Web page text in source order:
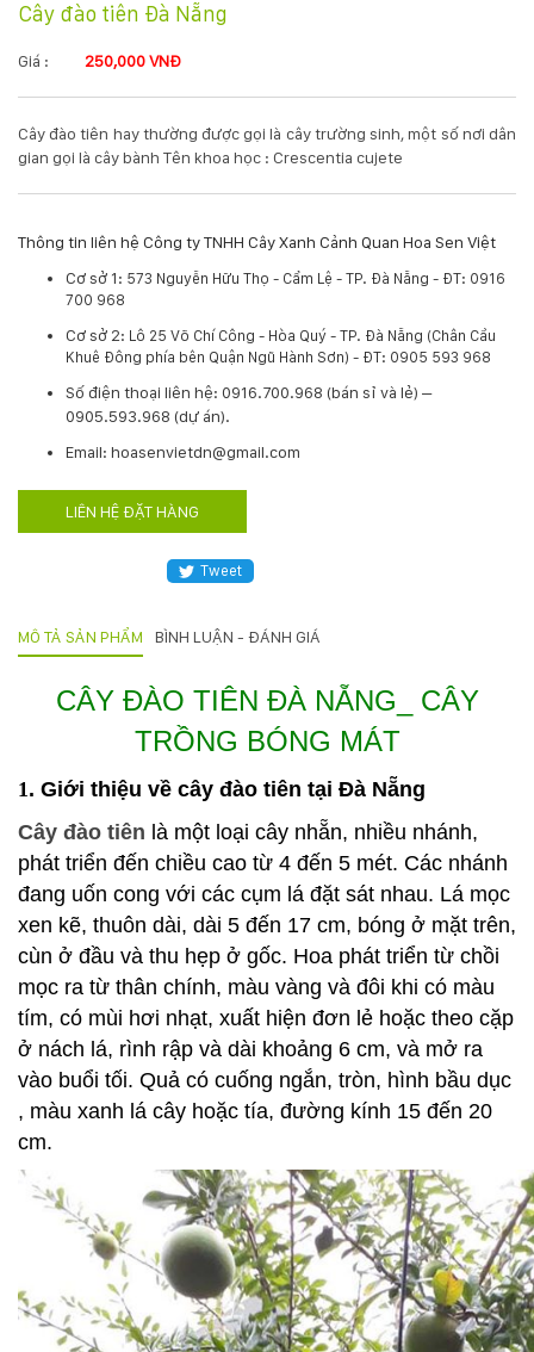
LIÊN
HỆ
Hotline
0931.914.968
Cẩm
132
-
168
Võ
-
Hòa
Quý
TP.
Đà
Nẵng
Cây đào tiên Đà Nẵng
Giá : 250,000 VNĐ
Cây đào tiên hay thường được gọi là cây trường sinh, một số nơi dân
gian gọi là cây bành Tên khoa học : Crescentia cujete
Thông tin liên hệ Công ty TNHH Cây Xanh Cảnh Quan Hoa Sen Việt
Cơ sở 1: 573 Nguyễn Hữu Thọ - Cẩm Lệ - TP. Đà Nẵng - ĐT: 0916
700 968
Cơ sở 2: Lô 25 Võ Chí Công - Hòa Quý - TP. Đà Nẵng (Chân Cầu
Khuê Đông phía bên Quận Ngũ Hành Sơn) - ĐT: 0905 593 968
​Số điện thoại liên hệ: 0916.700.968 (bán sỉ và lẻ) –
0905.593.968 (dự án).
Email: hoasenvietdn@gmail.com
LIÊN HỆ ĐẶT HÀNG
Tweet
MÔ TẢ SẢN PHẨM BÌNH LUẬN - ĐÁNH GIÁ
CÂY ĐÀO TIÊN ĐÀ NẴNG_ CÂY
TRỒNG BÓNG MÁT
1. Giới thiệu về cây đào tiên tại Đà Nẵng
Cây đào tiên là một loại cây nhẵn, nhiều nhánh,
phát triển đến chiều cao từ 4 đến 5 mét. Các nhánh
đang uốn cong với các cụm lá đặt sát nhau. Lá mọc
xen kẽ, thuôn dài, dài 5 đến 17 cm, bóng ở mặt trên,
cùn ở đầu và thu hẹp ở gốc. Hoa phát triển từ chồi
mọc ra từ thân chính, màu vàng và đôi khi có màu
tím, có mùi hơi nhạt, xuất hiện đơn lẻ hoặc theo cặp
ở nách lá, rình rập và dài khoảng 6 cm, và mở ra
vào buổi tối. Quả có cuống ngắn, tròn, hình bầu dục
, màu xanh lá cây hoặc tía, đường kính 15 đến 20
cm.